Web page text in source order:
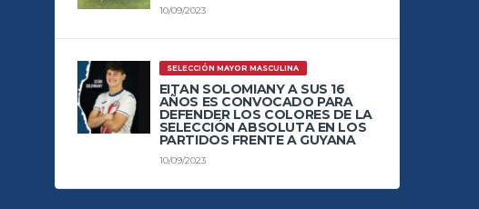
10/09/2023
SELECCIÓN MAYOR MASCULINA
EITAN SOLOMIANY A SUS 16
AÑOS ES CONVOCADO PARA
DEFENDER LOS COLORES DE LA
SELECCIÓN ABSOLUTA EN LOS
PARTIDOS FRENTE A GUYANA
10/09/2023